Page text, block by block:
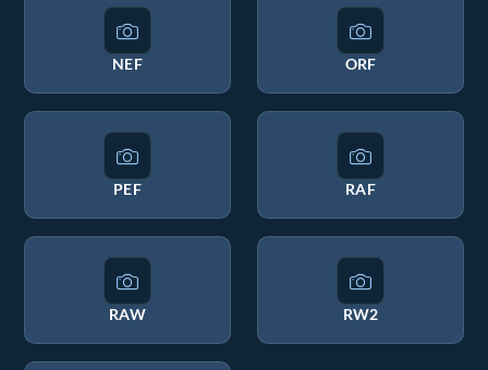
NEF ORF
PEF RAF
RAW RW2